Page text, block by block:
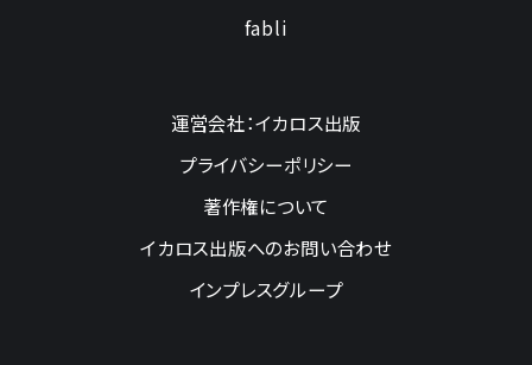
fabli
運営会社：イカロス出版
プライバシーポリシー
著作権について
イカロス出版へのお問い合わせ
インプレスグループ